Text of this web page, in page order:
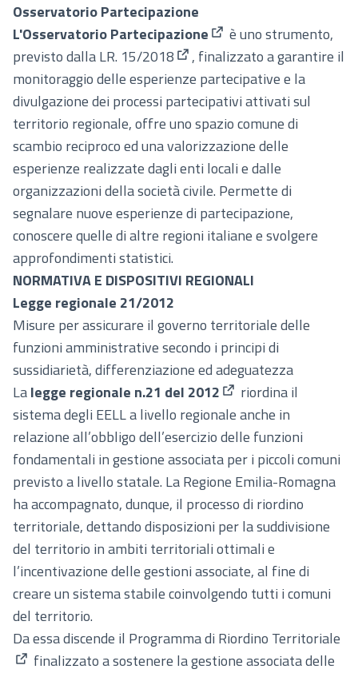
Osservatorio Partecipazione
L'Osservatorio Partecipazione
(Collegamento esterno)
è uno strumento,
previsto dallaLR. 15/2018
(Collegamento esterno)
, finalizzato a garantire il
monitoraggio delle esperienze partecipative e la
divulgazione dei processi partecipativi attivati sul
territorio regionale, offre uno spazio comune di
scambio reciproco ed una valorizzazione delle
esperienze realizzate dagli enti locali e dalle
organizzazioni della società civile. Permette di
segnalare nuove esperienze di partecipazione,
conoscere quelle di altre regioni italiane e svolgere
approfondimenti statistici.
NORMATIVA E DISPOSITIVI REGIONALI
Legge regionale 21/2012
Misure per assicurare il governo territoriale delle
funzioni amministrative secondo i principi di
sussidiarietà, differenziazione ed adeguatezza
Lalegge regionale n.21 del 2012
(Collegamento
riordina il
sistema degli EELL a livello regionale anche in
relazione all’obbligo dell’esercizio delle funzioni
fondamentali in gestione associata per i piccoli comuni
previsto a livello statale. La Regione Emilia-Romagna
ha accompagnato, dunque, il processo di riordino
territoriale, dettando disposizioni per la suddivisione
del territorio in ambiti territoriali ottimali e
l’incentivazione delle gestioni associate, al fine di
creare un sistema stabile coinvolgendo tutti i comuni
del territorio.
Da essa discende il Programma di Riordino Territoriale
finalizzato a sostenere la gestione associata delle